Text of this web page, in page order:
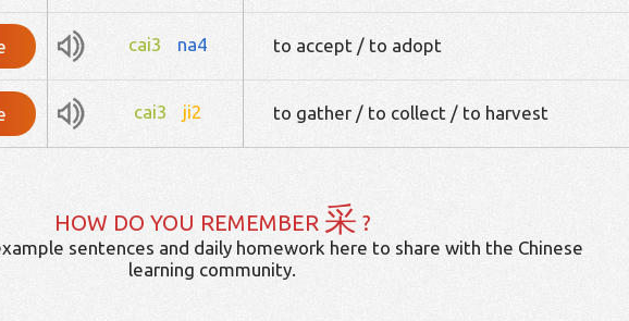
cai3 na4 to accept / to adopt
cai3 ji2 to gather / to collect / to harvest
HOW DO YOU REMEMBER 采 ?
sentences and daily homework here to share with the Chinese
learning community.